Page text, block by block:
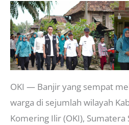
OKI — Banjir yang sempat
warga di sejumlah wilayah
Komering Ilir (OKI), Sumatera